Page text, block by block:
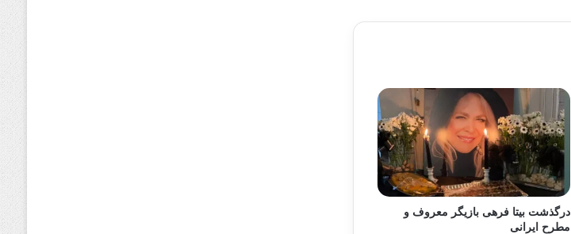
درگذشت بیتا فرهی بازیگر معروف و
مطرح ایرانی